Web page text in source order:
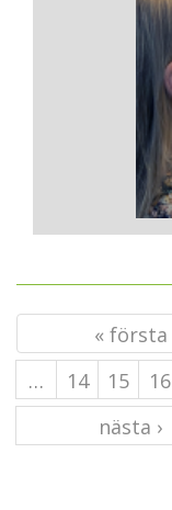
« första
…
14 15 16
nästa ›